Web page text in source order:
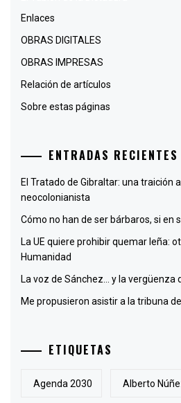
Enlaces
OBRAS DIGITALES
OBRAS IMPRESAS
Relación de artículos
Sobre estas páginas
ENTRADAS RECIENTES
El Tratado de Gibraltar: una traición
neocolonianista
Cómo no han de ser bárbaros, si en
La UE quiere prohibir quemar leña:
Humanidad
La voz de Sánchez… y la vergüenza
Me propusieron asistir a la tribuna
ETIQUETAS
Agenda 2030 Alberto